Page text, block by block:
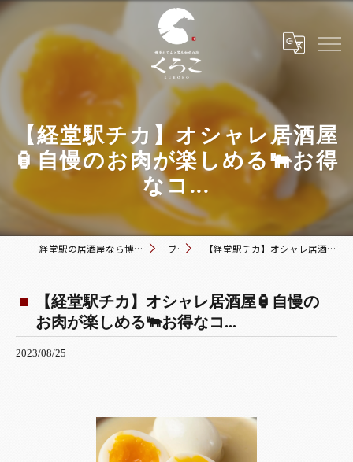
【経堂駅チカ】オシャレ居酒屋
🏮自慢のお肉が楽しめる🐃お得
なコ...
経堂駅の居酒屋なら博多おでんと黒毛和牛の店 くろこ ブログ 【経堂駅チカ】オシャレ居酒屋🏮自慢のお肉が楽しめる🐃お得なコ...
【経堂駅チカ】オシャレ居酒屋🏮自慢の
お肉が楽しめる🐃お得なコ...
2023/08/25